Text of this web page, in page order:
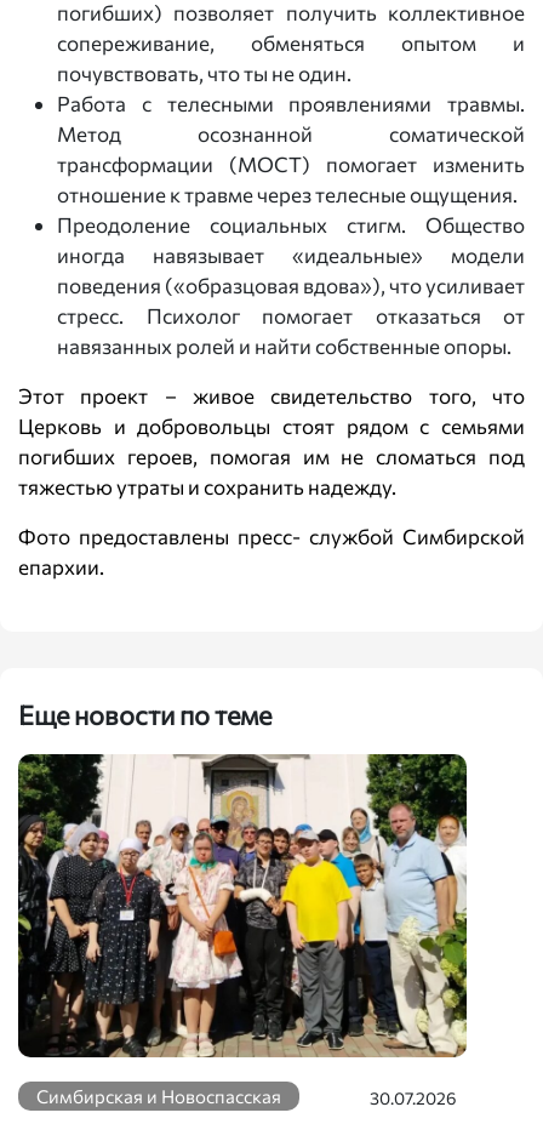
погибших) позволяет получить коллективное
сопереживание, обменяться опытом и
почувствовать, что ты не один.
Работа с телесными проявлениями травмы.
Метод осознанной соматической
трансформации (МОСТ) помогает изменить
отношение к травме через телесные ощущения.
Преодоление социальных стигм. Общество
иногда навязывает «идеальные» модели
поведения («образцовая вдова»), что усиливает
стресс. Психолог помогает отказаться от
навязанных ролей и найти собственные опоры.
Этот проект – живое свидетельство того, что
Церковь и добровольцы стоят рядом с семьями
погибших героев, помогая им не сломаться под
тяжестью утраты и сохранить надежду.
Фото предоставлены пресс- службой Симбирской
епархии.
Еще новости по теме
Симбирская и Новоспасская 30.07.2026